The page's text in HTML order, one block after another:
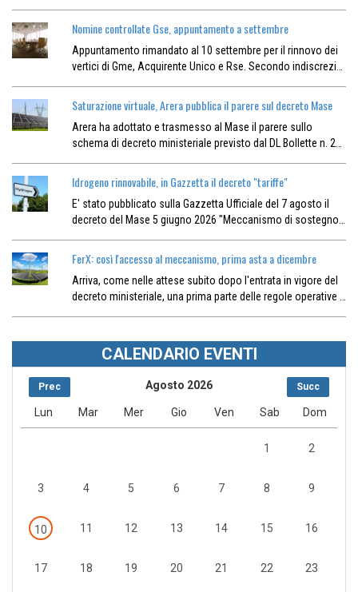
Nomine controllate Gse, appuntamento a settembre
Appuntamento rimandato al 10 settembre per il rinnovo dei
vertici di Gme, Acquirente Unico e Rse. Secondo indiscrezi…
Saturazione virtuale, Arera pubblica il parere sul decreto Mase
Arera ha adottato e trasmesso al Mase il parere sullo
schema di decreto ministeriale previsto dal DL Bollette n. 2…
Idrogeno rinnovabile, in Gazzetta il decreto "tariffe"
E' stato pubblicato sulla Gazzetta Ufficiale del 7 agosto il
decreto del Mase 5 giugno 2026 "Meccanismo di sostegno…
FerX: così l'accesso al meccanismo, prima asta a dicembre
Arriva, come nelle attese subito dopo l'entrata in vigore del
decreto ministeriale, una prima parte delle regole operative …
CALENDARIO EVENTI
Prec Succ
Agosto 2026
Lun Mar Mer Gio Ven Sab Dom
1 2
3 4 5 6 7 8 9
10 11 12 13 14 15 16
17 18 19 20 21 22 23